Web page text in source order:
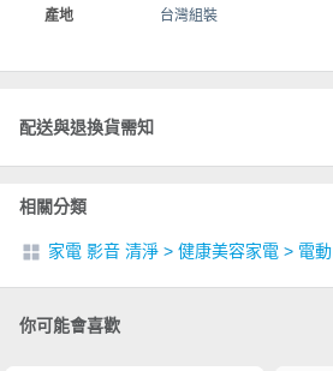
產地 台灣組裝
配送與退換貨需知
相關分類
家電 影音 清淨 > 健康美容家電 > 電
你可能會喜歡